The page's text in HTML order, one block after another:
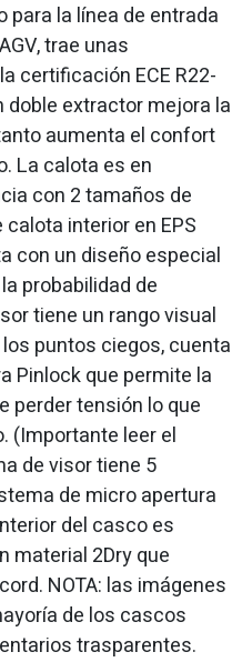
para la línea de entrada
trae unas
certificación ECE R22-
doble extractor mejora la
aumenta el confort
La calota es en
con 2 tamaños de
interior en EPS
con un diseño especial
probabilidad de
tiene un rango visual
puntos ciegos, cuenta
Pinlock que permite la
perder tensión lo que
(Importante leer el
de visor tiene 5
de micro apertura
del casco es
material 2Dry que
NOTA: las imágenes
de los cascos
trasparentes.